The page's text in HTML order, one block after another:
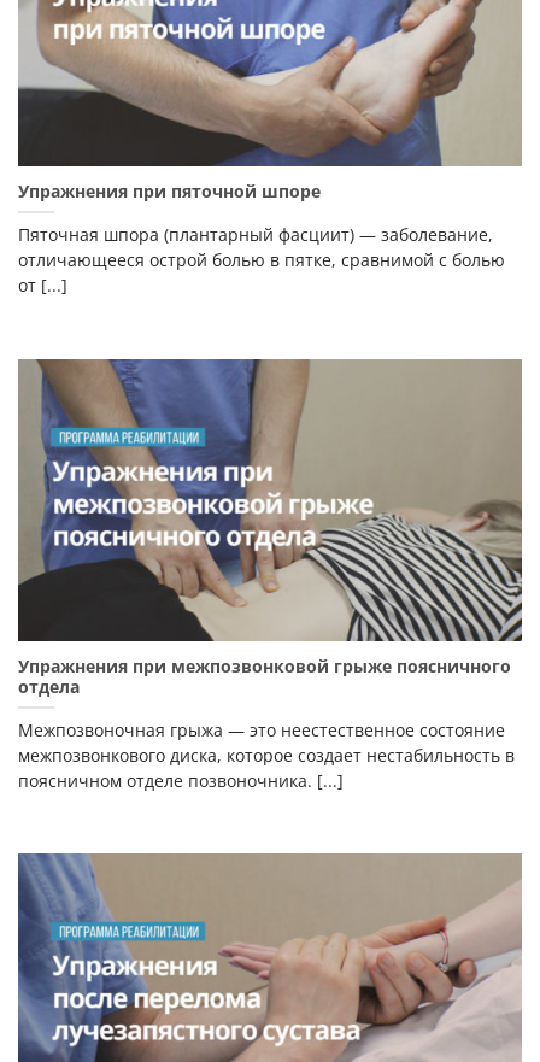
Упражнения при пяточной шпоре
Пяточная шпора (плантарный фасциит) — заболевание,
отличающееся острой болью в пятке, сравнимой с болью
от [...]
Упражнения при межпозвонковой грыже поясничного
отдела
Межпозвоночная грыжа — это неестественное состояние
межпозвонкового диска, которое создает нестабильность в
поясничном отделе позвоночника. [...]